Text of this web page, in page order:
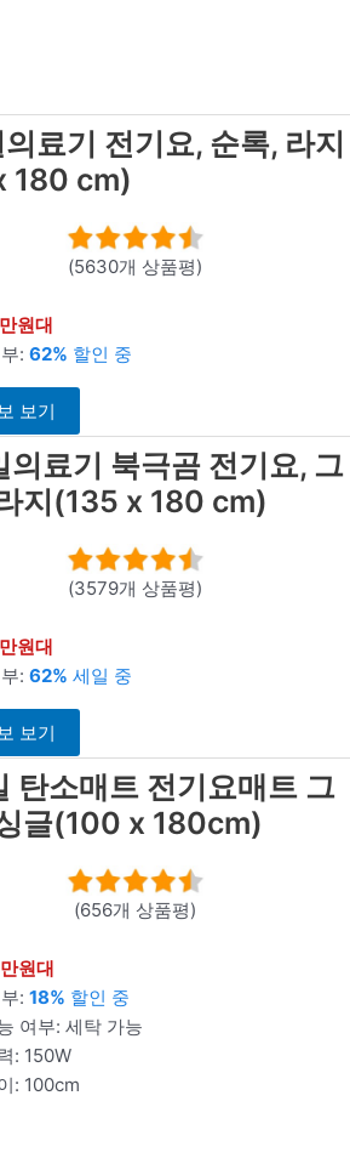
의료기 전기요, 순록, 라지
180 cm)
(5630개 상품평)
원대
부:62% 할인 중
보기
의료기 북극곰 전기요, 그
지(135 x 180 cm)
(3579개 상품평)
원대
부:62% 세일 중
보기
탄소매트 전기요매트 그
글(100 x 180cm)
(656개 상품평)
원대
부:18% 할인 중
여부: 세탁 가능
: 150W
: 100cm